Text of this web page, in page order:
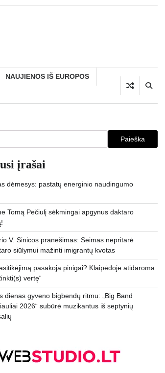
NAUJIENOS IŠ EUROPOS
Paieška
įrašai
dėmesys: pastatų energinio naudingumo
Tomą Pečiulį sėkmingai apgynus daktaro
V. Sinicos pranešimas: Seimas nepritarė
siūlymui mažinti imigrantų kvotas
pasakoja pinigai? Klaipėdoje atidaroma
vertę“
dienas gyveno bigbendų ritmu: „Big Band
2026“ subūrė muzikantus iš septynių